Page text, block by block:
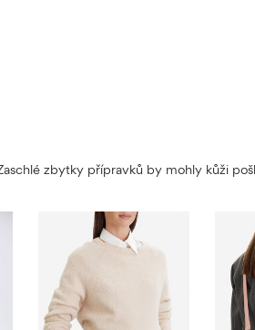
zbytky přípravků by mohly kůži